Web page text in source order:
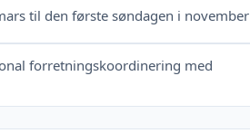
til den første søndagen i november
forretningskoordinering med